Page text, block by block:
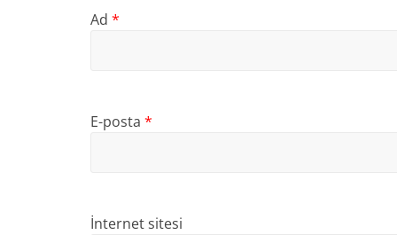
Ad *
E-posta *
İnternet sitesi